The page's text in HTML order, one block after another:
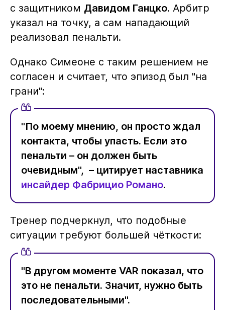
с защитником Давидом Ганцко. Арбитр
указал на точку, а сам нападающий
реализовал пенальти.
Однако Симеоне с таким решением не
согласен и считает, что эпизод был "на
грани":
"По моему мнению, он просто ждал
контакта, чтобы упасть. Если это
пенальти – он должен быть
очевидным", – цитирует наставника
инсайдер Фабрицио Романо.
Тренер подчеркнул, что подобные
ситуации требуют большей чёткости:
"В другом моменте VAR показал, что
это не пенальти. Значит, нужно быть
последовательными".